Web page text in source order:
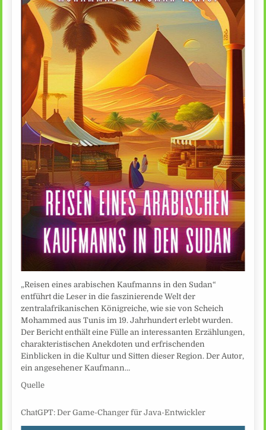
„Reisen eines arabischen Kaufmanns in den Sudan“
entführt die Leser in die faszinierende Welt der
zentralafrikanischen Königreiche, wie sie von Scheich
Mohammed aus Tunis im 19. Jahrhundert erlebt wurden.
Der Bericht enthält eine Fülle an interessanten Erzählungen,
charakteristischen Anekdoten und erfrischenden
Einblicken in die Kultur und Sitten dieser Region. Der Autor,
ein angesehener Kaufmann…
Quelle
ChatGPT: Der Game-Changer für Java-Entwickler